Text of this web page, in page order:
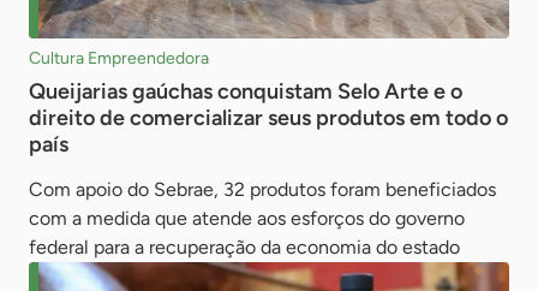
Cultura Empreendedora
Queijarias gaúchas conquistam Selo Arte e o
direito de comercializar seus produtos em todo o
país
Com apoio do Sebrae, 32 produtos foram beneficiados
com a medida que atende aos esforços do governo
federal para a recuperação da economia do estado